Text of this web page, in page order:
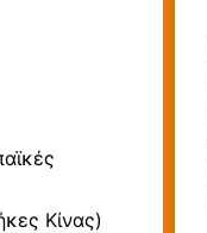
Κίνας)